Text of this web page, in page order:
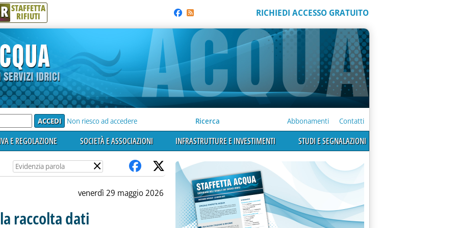
R STAFFETTA
RIFIUTI RICHIEDI ACCESSO GRATUITO
Non riesco ad accedere Ricerca Abbonamenti Contatti
E REGOLAZIONE SOCIETÀ E ASSOCIAZIONI INFRASTRUTTURE E INVESTIMENTI STUDI E SEGNALAZIONI
×
venerdì 29 maggio 2026
raccolta dati